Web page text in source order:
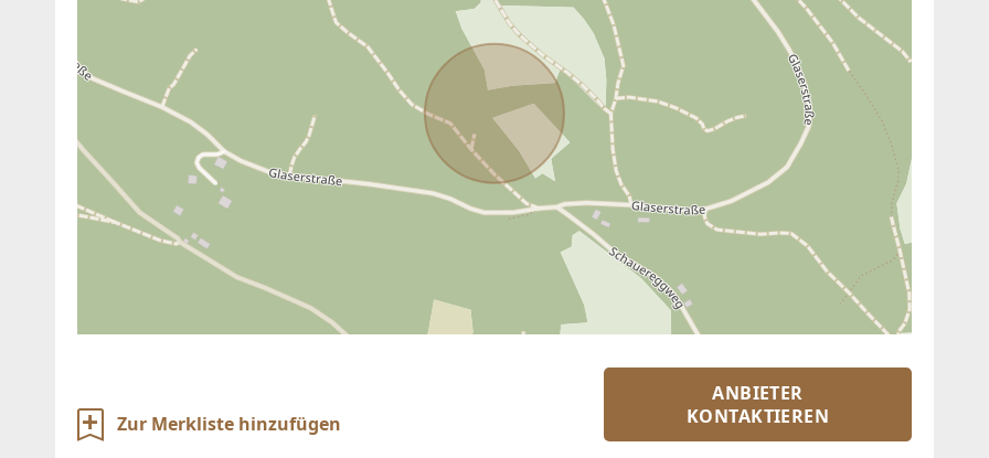
Zur Merkliste hinzufügen
ANBIETER
KONTAKTIEREN